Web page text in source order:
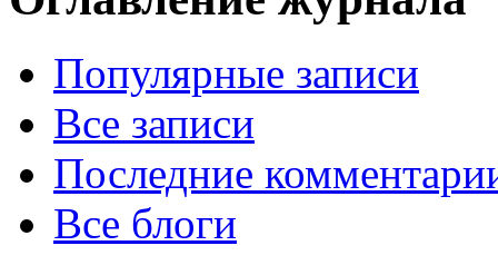
Популярные записи
Все записи
Последние
Все блоги